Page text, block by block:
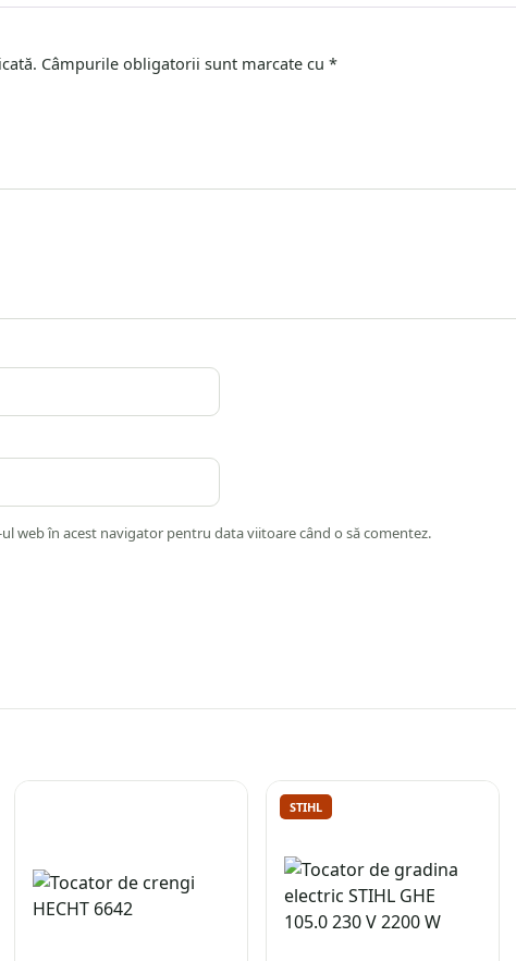
Câmpurile obligatorii sunt marcate cu *
web în acest navigator pentru data viitoare când o să comentez.
STIHL